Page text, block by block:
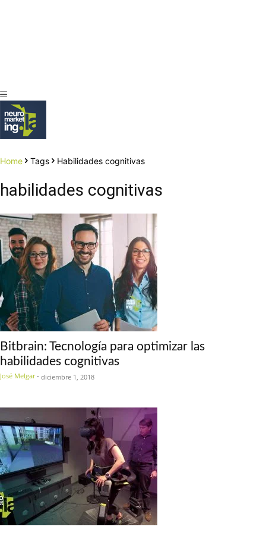
Home Tags Habilidades cognitivas
habilidades cognitivas
Bitbrain: Tecnología para optimizar las
habilidades cognitivas
José Melgar - diciembre 1, 2018